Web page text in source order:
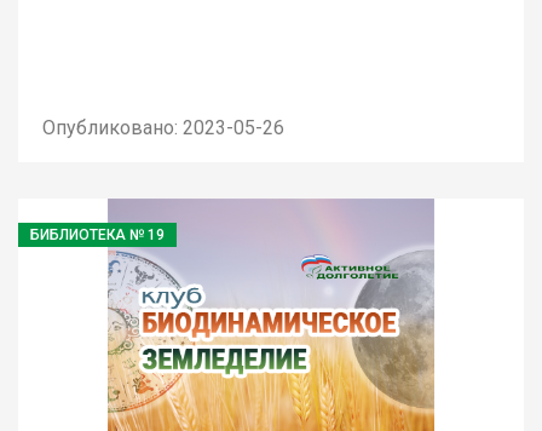
Опубликовано: 2023-05-26
БИБЛИОТЕКА № 19